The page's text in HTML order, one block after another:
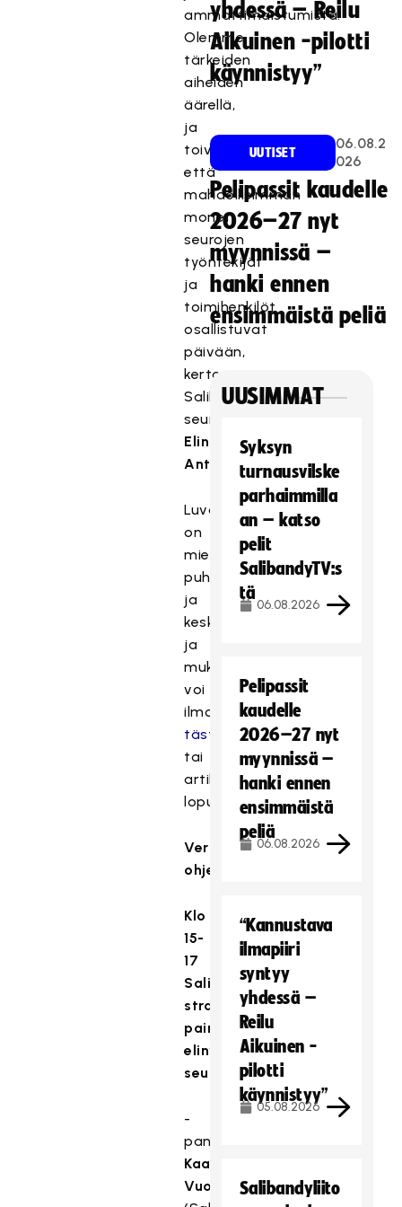
ammattimaistumista.
Olemme
tärkeiden
aiheiden
äärellä,
ja
toivomme,
että
mahdollisimman
monet
seurojen
työntekijät
ja
toimihenkilöt
osallistuvat
päivään,
kertoo
Salibandyliiton
seurakehittäjä
Elina
Anttonen.
Luvassa
on
mielenkiintoisia
puheenvuoroja
ja
keskustelua,
ja
mukaan
voi
ilmoittautua
tästä
tai
artikkelin
lopusta.
Verkostopäivän
ohjelma:
Klo
15-
17
Salibandyn
strateginen
painopiste:
elinvoimaiset
seurat
-
paneelikeskustelu:
Kaarina
Vuori
yhdessä – Reilu
Aikuinen -pilotti
käynnistyy”
UUTISET
06.08.2
026
Pelipassit kaudelle
2026–27 nyt
myynnissä –
hanki ennen
ensimmäistä peliä
UUSIMMAT
Syksyn
turnausvilske
parhaimmilla
an – katso
pelit
SalibandyTV:s
tä
06.08.2026
Pelipassit
kaudelle
2026–27 nyt
myynnissä –
hanki ennen
ensimmäistä
peliä
06.08.2026
“Kannustava
ilmapiiri
syntyy
yhdessä –
Reilu
Aikuinen -
pilotti
käynnistyy”
05.08.2026
Salibandyliito